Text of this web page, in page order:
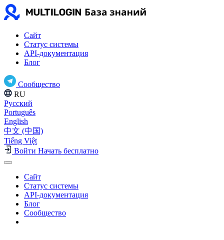
Сайт
Статус системы
API-документация
Блог
Сообщество
RU
Русский
Português
English
中文 (中国)
Tiếng Việt
Войти Начать бесплатно
Сайт
Статус системы
API-документация
Блог
Сообщество